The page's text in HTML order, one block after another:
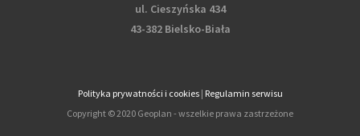
ul. Cieszyńska 434
43-382 Bielsko-Biała
Polityka prywatności i cookies| Regulamin serwisu
Copyright © 2020 Geoplan - wszelkie prawa zastrzeżone